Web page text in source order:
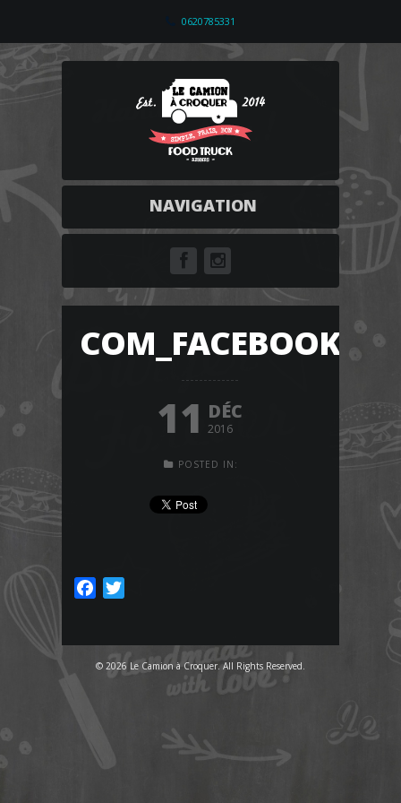
0620785331
NAVIGATION
11 DÉC
2016
POSTED IN:
Facebook
© 2026 Le Camion à Croquer. All Rights Reserved.